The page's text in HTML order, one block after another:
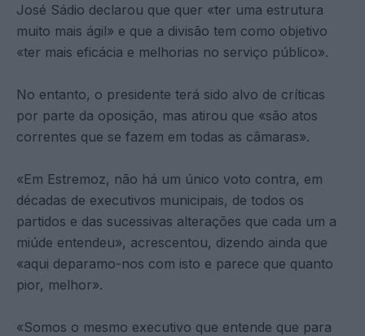
José Sádio declarou que quer «ter uma estrutura
muito mais ágil» e que a divisão tem como objetivo
«ter mais eficácia e melhorias no serviço público».
No entanto, o presidente terá sido alvo de críticas
por parte da oposição, mas atirou que «são atos
correntes que se fazem em todas as câmaras».
«Em Estremoz, não há um único voto contra, em
décadas de executivos municipais, de todos os
partidos e das sucessivas alterações que cada um a
miúde entendeu», acrescentou, dizendo ainda que
«aqui deparamo-nos com isto e parece que quanto
pior, melhor».
«Somos o mesmo executivo que entende que para